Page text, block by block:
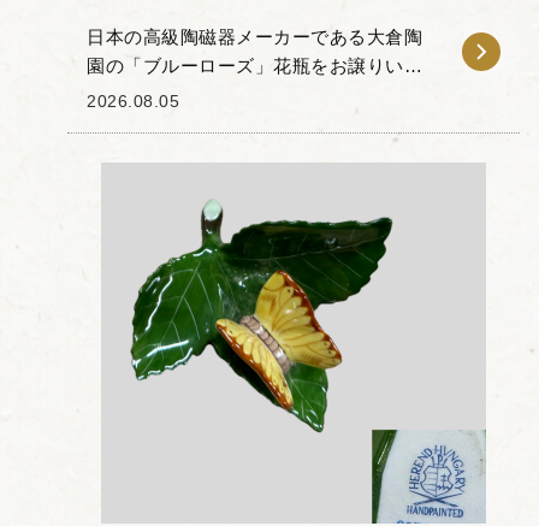
日本の高級陶磁器メーカーである大倉陶
園の「ブルーローズ」花瓶をお譲りいた
だきました。 大倉陶園の代名詞とも言え
2026.08.05